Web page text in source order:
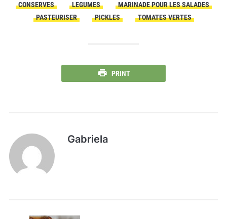
CONSERVES LEGUMES
MARINADE POUR LES SALADES
PASTEURISER
PICKLES TOMATES VERTES
PRINT
Gabriela